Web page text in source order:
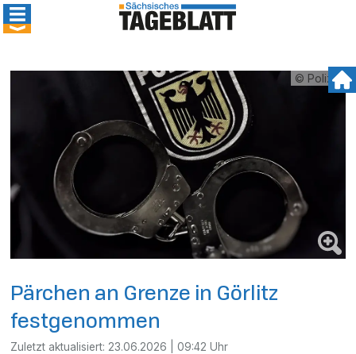
© Polizei
Pärchen an Grenze in Görlitz
festgenommen
Zuletzt aktualisiert: 23.06.2026 | 09:42 Uhr